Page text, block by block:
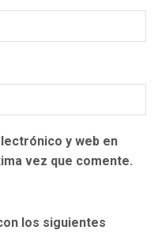
y web en
vez que comente.
los siguientes